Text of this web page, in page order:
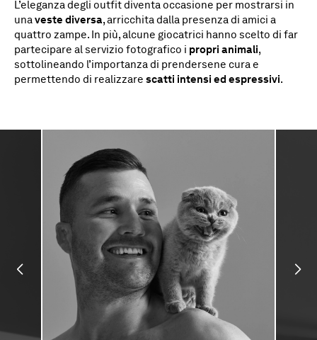
L’eleganza degli outfit diventa occasione per mostrarsi in
unaveste diversa, arricchita dalla presenza di amici a
quattro zampe. In più, alcune giocatrici hanno scelto di far
partecipare al servizio fotografico i propri animali,
sottolineando l’importanza di prendersene cura e
permettendo di realizzare scatti intensi ed espressivi.